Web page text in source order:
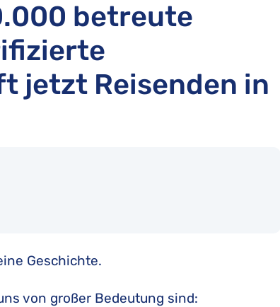
betreute
jetzt Reisenden in
Geschichte.
von großer Bedeutung sind: